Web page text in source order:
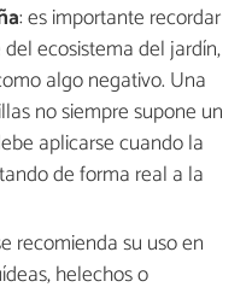
: es importante recordar
ecosistema del jardín,
algo negativo. Una
no siempre supone un
aplicarse cuando la
de forma real a la
recomienda su uso en
helechos o